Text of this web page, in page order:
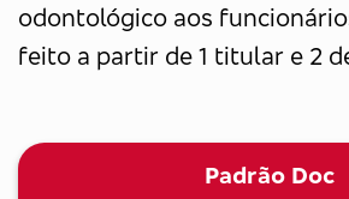
odontológico aos
feito a partir de 1 titular e 2
Padrão Doc